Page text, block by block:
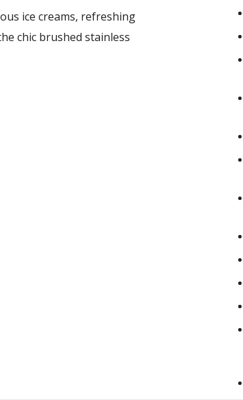
ice creams, refreshing
chic brushed stainless